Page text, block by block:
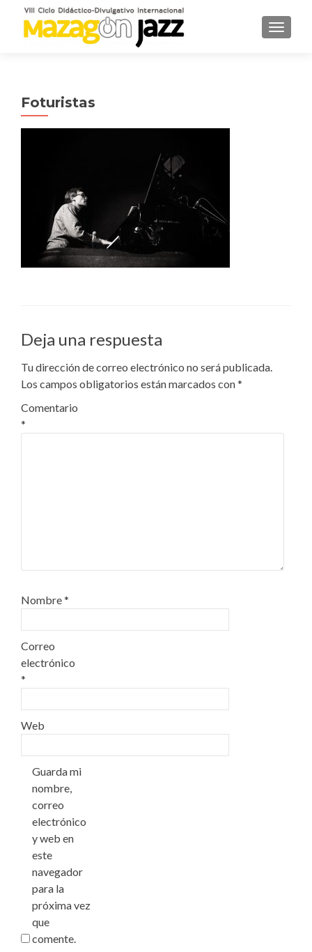
Foturistas
Deja una respuesta
Tu dirección de correo electrónico no será publicada.
Los campos obligatorios están marcados con*
Comentario
*
Nombre*
Correo
electrónico
*
Web
Guarda mi
nombre,
correo
electrónico
y web en
este
navegador
para la
próxima vez
que
comente.